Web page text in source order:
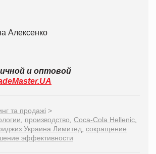
Алексенко
и оптовой
та продажі >
производство Coca-Cola Hellenic
Украина Лимитед сокращение
эффективности